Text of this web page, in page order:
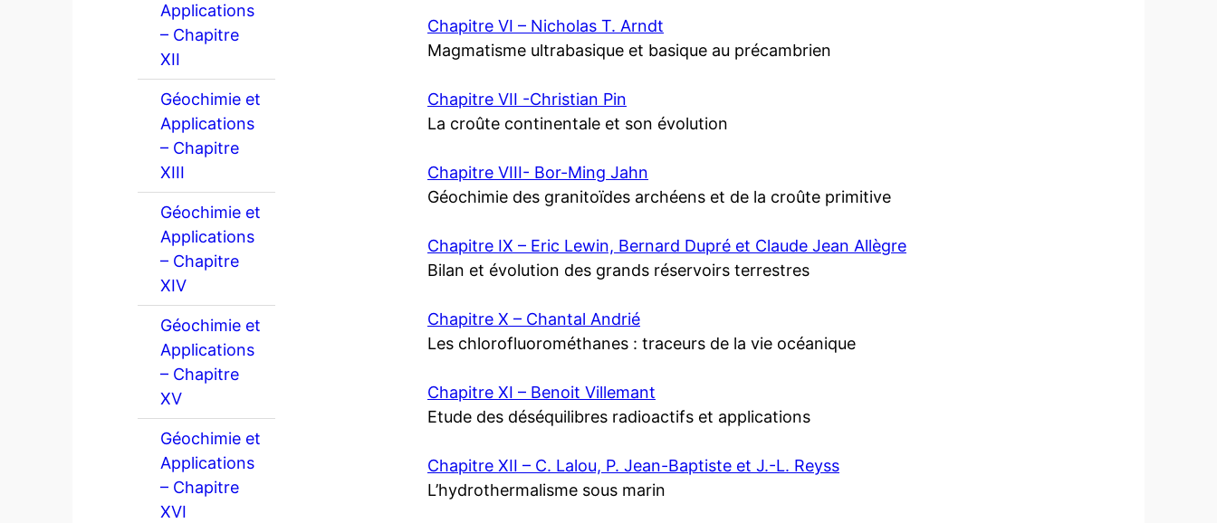
Applications
– Chapitre
XII
Géochimie et
Applications
– Chapitre
XIII
Géochimie et
Applications
– Chapitre
XIV
Géochimie et
Applications
– Chapitre
XV
Géochimie et
Applications
– Chapitre
XVI
Chapitre VI – Nicholas T. Arndt
Magmatisme ultrabasique et basique au précambrien
Chapitre VII -Christian Pin
La croûte continentale et son évolution
Chapitre VIII- Bor-Ming Jahn
Géochimie des granitoïdes archéens et de la croûte primitive
Chapitre IX – Eric Lewin, Bernard Dupré et Claude Jean Allègre
Bilan et évolution des grands réservoirs terrestres
Chapitre X – Chantal Andrié
Les chlorofluorométhanes : traceurs de la vie océanique
Chapitre XI – Benoit Villemant
Etude des déséquilibres radioactifs et applications
Chapitre XII – C. Lalou, P. Jean-Baptiste et J.-L. Reyss
L’hydrothermalisme sous marin